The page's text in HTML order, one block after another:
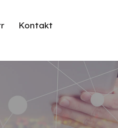
Kontakt